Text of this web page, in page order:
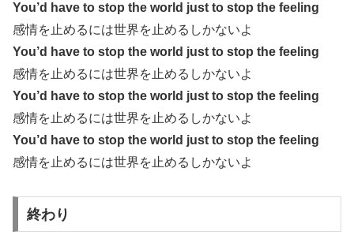
You’d have to stop the world just to stop the feeling
感情を止めるには世界を止めるしかないよ
You’d have to stop the world just to stop the feeling
感情を止めるには世界を止めるしかないよ
You’d have to stop the world just to stop the feeling
感情を止めるには世界を止めるしかないよ
You’d have to stop the world just to stop the feeling
感情を止めるには世界を止めるしかないよ
終わり